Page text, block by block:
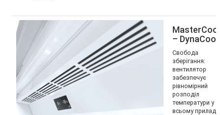
MasterCool
– DynaCool
Свобода
зберігання:
вентилятор
забезпечує
рівномірний
розподіл
температури у
всьому приладі.